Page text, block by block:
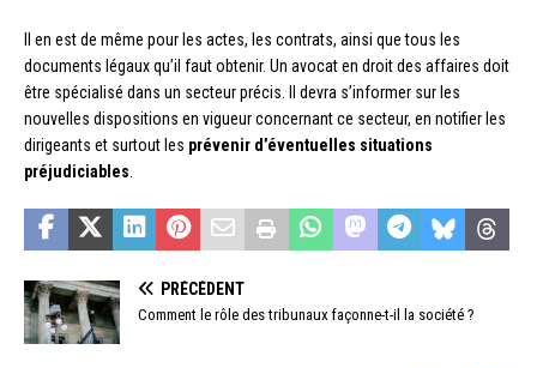
Il en est de même pour les actes, les contrats, ainsi que tous les
documents légaux qu’il faut obtenir. Un avocat en droit des affaires doit
être spécialisé dans un secteur précis. Il devra s’informer sur les
nouvelles dispositions en vigueur concernant ce secteur, en notifier les
dirigeants et surtout les prévenir d’éventuelles situations
préjudiciables
PRÉCÉDENT
Comment le rôle des tribunaux façonne-t-il la société ?